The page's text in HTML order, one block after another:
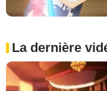
La dernière